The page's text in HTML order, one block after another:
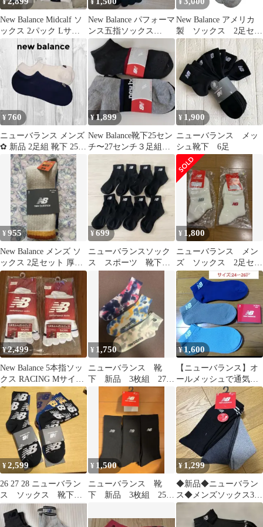
¥
New Balance Midcalf ソ
ックス 2パック Lサイ
¥
New Balance パフォーマ
ンス五指ソックス
RCS10 M
¥
New Balance アメリカ
製 ソックス 2足セッ
ト
¥760
ニューバランス メンズ
✿ 新品 2足組 靴下 25〜
¥ 1,899
New Balance靴下25セン
チ〜27センチ３足組✕
２点新品
¥ 1,900
ニューバランス メッ
シュ靴下 6足
¥955
New Balance メンズ ソ
ックス 2足セット 厚手
裏起毛
¥699
ニューバランスソック
ス スポーツ 靴下
¥ 1,800
ニューバランス メン
ズ ソックス 2足セッ
ト（25〜27cm）
¥2,499
New Balance 5本指ソッ
クス RACING Mサイズ
2足セット
¥ 1,750
ニューバランス 靴
下 新品 3枚組 27-
29cm NB ダイダイ柄
ソックス
¥1,600
【ニューバランス】オ
ールメッシュで通気性
の良い靴下/24〜26
¥2,599
26 27 28 ニューバラン
ス ソックス 靴下
new balance
¥ 1,500
ニューバランス 靴
下 新品 3枚組 25〜
ズ
¥1,299
◆新品◆ニューバラン
ス◆メンズソックス3足
組 25〜27cm《抗菌防
臭+消臭》